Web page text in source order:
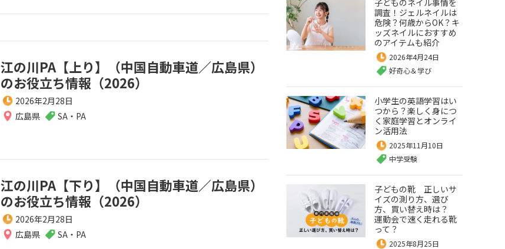
江の川PA【上り】（中国自動車道／広島県）
のお役立ち情報（2026）
2026年2月28日
広島県
SA・PA
江の川PA【下り】（中国自動車道／広島県）
のお役立ち情報（2026）
2026年2月28日
広島県
SA・PA
子どものネイル事情を
調査！ジェルネイルは
危険？何歳からOK？キ
ッズネイルにおすすめ
のアイテムも紹介
2026年4月24日
好奇心＆学び
小学生の英語学習はい
つから？楽しく身につ
く家庭学習とオンライ
ン活用法
2025年11月10日
中学受験
子どもの靴 正しいサ
イズの測り方、選び
方、買い替え時は？
運動会で速く走れる靴
って？
2025年8月25日